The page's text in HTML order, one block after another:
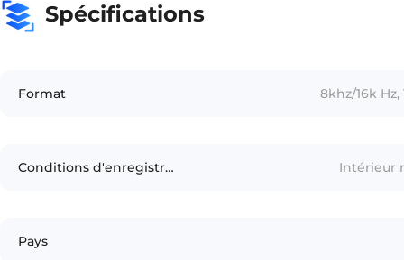
Spécifications
Format 8khz/16k
Conditions d'enregistrement Intérieur
Pays